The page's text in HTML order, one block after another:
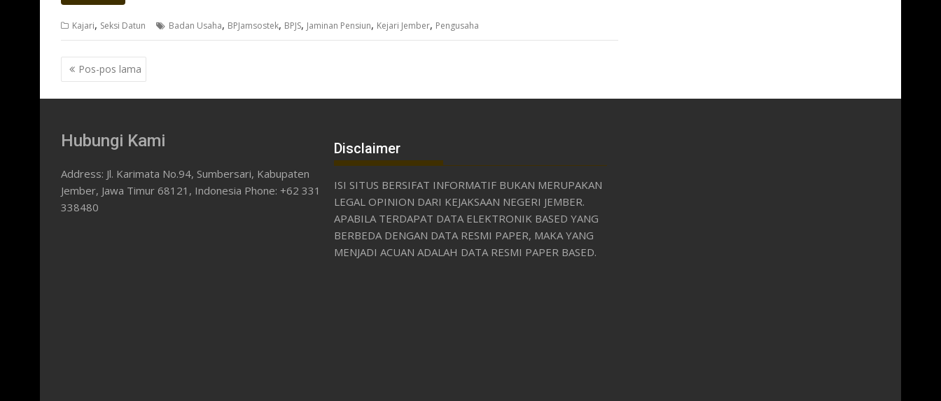
Kajari, Seksi Datun Badan Usaha, BPJamsostek, BPJS, Jaminan Pensiun, Kejari Jember, Pengusaha
Navigasi
pos
Pos-pos lama
Hubungi Kami
Address: Jl. Karimata No.94, Sumbersari, Kabupaten
Jember, Jawa Timur 68121, Indonesia Phone: +62 331
338480
Disclaimer
ISI SITUS BERSIFAT INFORMATIF BUKAN MERUPAKAN
LEGAL OPINION DARI KEJAKSAAN NEGERI JEMBER.
APABILA TERDAPAT DATA ELEKTRONIK BASED YANG
BERBEDA DENGAN DATA RESMI PAPER, MAKA YANG
MENJADI ACUAN ADALAH DATA RESMI PAPER BASED.